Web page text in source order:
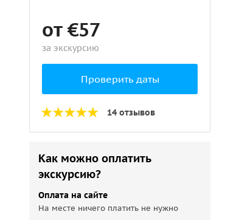
от €57
за экскурсию
Проверить даты
14 отзывов
Как можно оплатить
экскурсию?
Оплата на сайте
На месте ничего платить не нужно